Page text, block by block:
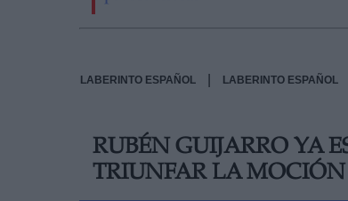
LABERINTO ESPAÑOL LABERINTO ESPAÑOL
RUBÉN GUIJARRO YA
TRIUNFAR LA